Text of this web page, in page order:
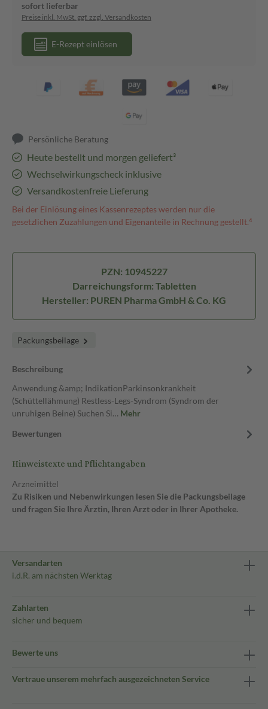
sofort lieferbar
Preise inkl. MwSt. ggf. zzgl. Versandkosten
E-Rezept einlösen
Persönliche Beratung
Heute bestellt und morgen geliefert³
Wechselwirkungscheck inklusive
Versandkostenfreie Lieferung
Bei der Einlösung eines Kassenrezeptes werden nur die
gesetzlichen Zuzahlungen und Eigenanteile in Rechnung gestellt.⁴
PZN: 10945227
Darreichungsform: Tabletten
Hersteller: PUREN Pharma GmbH & Co. KG
Packungsbeilage
Beschreibung
Anwendung &amp; IndikationParkinsonkrankheit
(Schüttellähmung) Restless-Legs-Syndrom (Syndrom der
unruhigen Beine) Suchen Si… Mehr
Bewertungen
Hinweistexte und Pflichtangaben
Arzneimittel
Zu Risiken und Nebenwirkungen lesen Sie die Packungsbeilage
und fragen Sie Ihre Ärztin, Ihren Arzt oder in Ihrer Apotheke.
Versandarten
i.d.R. am nächsten Werktag
Zahlarten
sicher und bequem
Bewerte uns
Vertraue unserem mehrfach ausgezeichneten Service